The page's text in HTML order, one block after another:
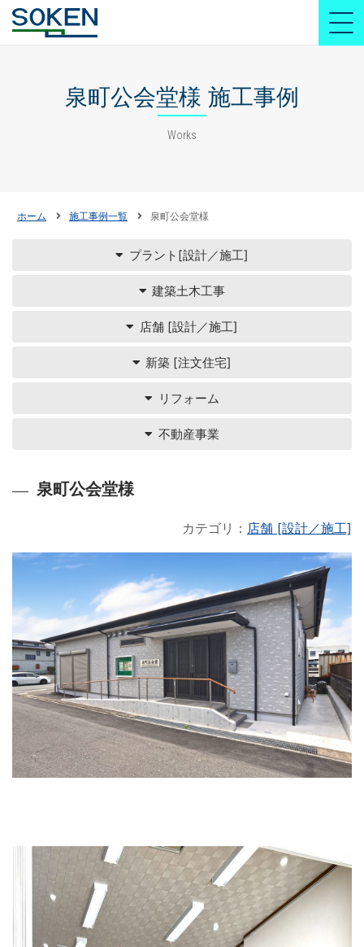
泉町公会堂様 施工事例
Works
ホーム 施工事例一覧 泉町公会堂様
プラント[設計／施工]
建築土木工事
店舗 [設計／施工]
新築 [注文住宅]
リフォーム
不動産事業
泉町公会堂様
カテゴリ： 店舗 [設計／施工]